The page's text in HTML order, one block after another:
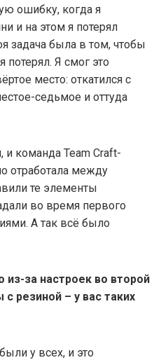
ошибку, когда я
и на этом я потерял
задача была в том, чтобы
потерял. Я смог это
место: откатился с
седьмое и оттуда
команда Team Craft-
отработала между
те элементы
во время первого
А так всё было
из-за настроек во второй
резиной – у вас таких
у всех, и это